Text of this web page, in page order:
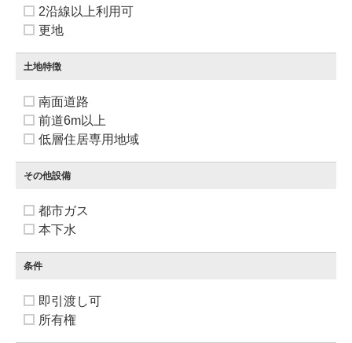
2沿線以上利用可
更地
土地特徴
南面道路
前道6m以上
低層住居専用地域
その他設備
都市ガス
本下水
条件
即引渡し可
所有権